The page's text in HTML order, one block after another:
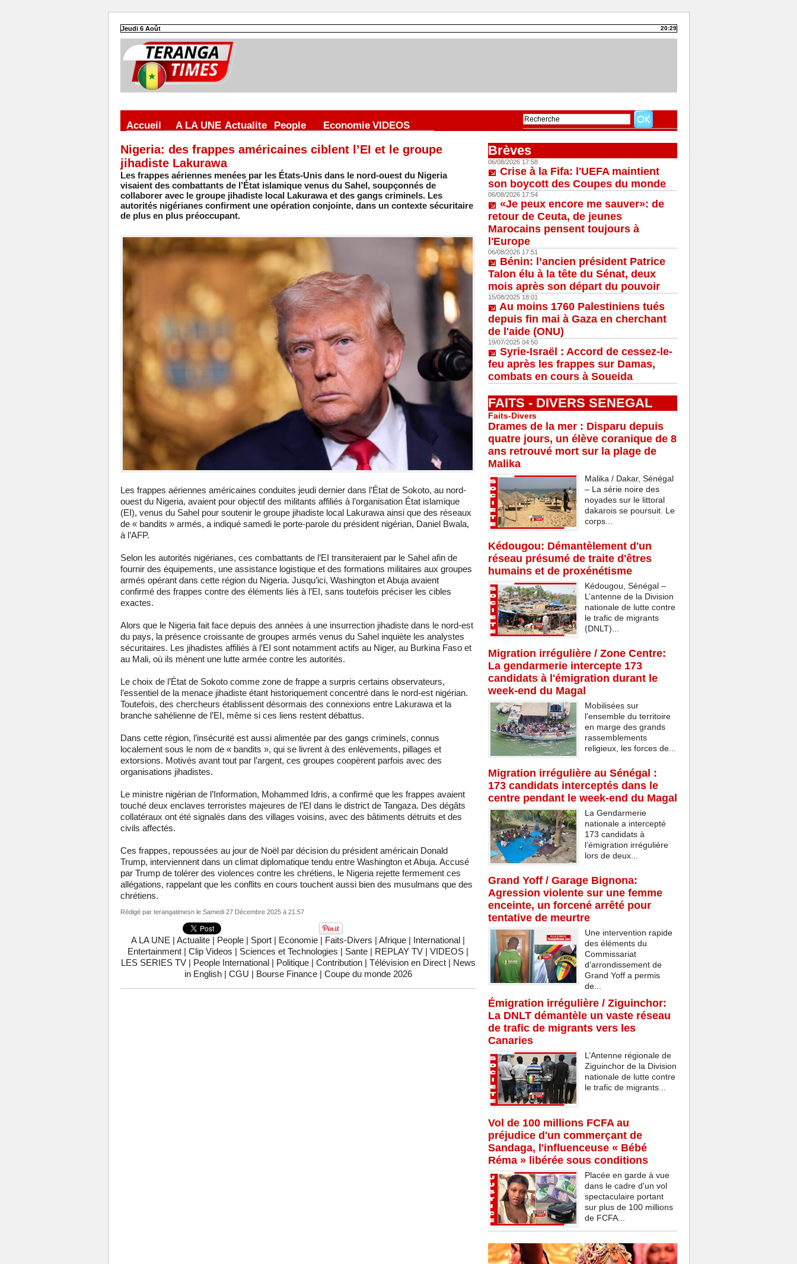
Jeudi 6 Août 20:29
Accueil A LA UNE Actualite People Economie VIDEOS
Nigeria: des frappes américaines ciblent l’EI et le groupe
jihadiste Lakurawa
Les frappes aériennes menées par les États-Unis dans le nord-ouest du Nigeria
visaient des combattants de l’État islamique venus du Sahel, soupçonnés de
collaborer avec le groupe jihadiste local Lakurawa et des gangs criminels. Les
autorités nigérianes confirment une opération conjointe, dans un contexte sécuritaire
de plus en plus préoccupant.
Les frappes aériennes américaines conduites jeudi dernier dans l’État de Sokoto, au nord-
ouest du Nigeria, avaient pour objectif des militants affiliés à l’organisation État islamique
(EI), venus du Sahel pour soutenir le groupe jihadiste local Lakurawa ainsi que des réseaux
de « bandits » armés, a indiqué samedi le porte-parole du président nigérian, Daniel Bwala,
à l’AFP.
Selon les autorités nigérianes, ces combattants de l’EI transiteraient par le Sahel afin de
fournir des équipements, une assistance logistique et des formations militaires aux groupes
armés opérant dans cette région du Nigeria. Jusqu’ici, Washington et Abuja avaient
confirmé des frappes contre des éléments liés à l’EI, sans toutefois préciser les cibles
exactes.
Alors que le Nigeria fait face depuis des années à une insurrection jihadiste dans le nord-est
du pays, la présence croissante de groupes armés venus du Sahel inquiète les analystes
sécuritaires. Les jihadistes affiliés à l’EI sont notamment actifs au Niger, au Burkina Faso et
au Mali, où ils mènent une lutte armée contre les autorités.
Le choix de l’État de Sokoto comme zone de frappe a surpris certains observateurs,
l’essentiel de la menace jihadiste étant historiquement concentré dans le nord-est nigérian.
Toutefois, des chercheurs établissent désormais des connexions entre Lakurawa et la
branche sahélienne de l’EI, même si ces liens restent débattus.
Dans cette région, l’insécurité est aussi alimentée par des gangs criminels, connus
localement sous le nom de « bandits », qui se livrent à des enlèvements, pillages et
extorsions. Motivés avant tout par l’argent, ces groupes coopèrent parfois avec des
organisations jihadistes.
Le ministre nigérian de l’Information, Mohammed Idris, a confirmé que les frappes avaient
touché deux enclaves terroristes majeures de l’EI dans le district de Tangaza. Des dégâts
collatéraux ont été signalés dans des villages voisins, avec des bâtiments détruits et des
civils affectés.
Ces frappes, repoussées au jour de Noël par décision du président américain Donald
Trump, interviennent dans un climat diplomatique tendu entre Washington et Abuja. Accusé
par Trump de tolérer des violences contre les chrétiens, le Nigeria rejette fermement ces
allégations, rappelant que les conflits en cours touchent aussi bien des musulmans que des
chrétiens.
Rédigé par terangatimesnle Samedi 27 Décembre 2025 à 21:57
A LA UNE | Actualite | People | Sport | Economie | Faits-Divers | Afrique | International |
Entertainment | Clip Videos | Sciences et Technologies | Sante | REPLAY TV | VIDEOS |
LES SERIES TV | People International | Politique | Contribution | Télévision en Direct | News
in English | CGU | Bourse Finance | Coupe du monde 2026
Brèves
06/08/2026 17:58
Crise à la Fifa: l'UEFA maintient
son boycott des Coupes du monde
06/08/2026 17:54
«Je peux encore me sauver»: de
retour de Ceuta, de jeunes
Marocains pensent toujours à
l'Europe
06/08/2026 17:51
Bénin: l’ancien président Patrice
Talon élu à la tête du Sénat, deux
mois après son départ du pouvoir
15/08/2025 18:01
Au moins 1760 Palestiniens tués
depuis fin mai à Gaza en cherchant
de l'aide (ONU)
19/07/2025 04:50
Syrie-Israël : Accord de cessez-le-
feu après les frappes sur Damas,
combats en cours à Soueida
FAITS - DIVERS SENEGAL
Faits-Divers
Drames de la mer : Disparu depuis
quatre jours, un élève coranique de 8
ans retrouvé mort sur la plage de
Malika
Malika / Dakar, Sénégal
– La série noire des
noyades sur le littoral
dakarois se poursuit. Le
corps...
Kédougou: Démantèlement d'un
réseau présumé de traite d'êtres
humains et de proxénétisme
Kédougou, Sénégal –
L’antenne de la Division
nationale de lutte contre
le trafic de migrants
(DNLT)...
Migration irrégulière / Zone Centre:
La gendarmerie intercepte 173
candidats à l'émigration durant le
week-end du Magal
Mobilisées sur
l'ensemble du territoire
en marge des grands
rassemblements
religieux, les forces de...
Migration irrégulière au Sénégal :
173 candidats interceptés dans le
centre pendant le week-end du Magal
La Gendarmerie
nationale a intercepté
173 candidats à
l’émigration irrégulière
lors de deux...
Grand Yoff / Garage Bignona:
Agression violente sur une femme
enceinte, un forcené arrêté pour
tentative de meurtre
Une intervention rapide
des éléments du
Commissariat
d’arrondissement de
Grand Yoff a permis
de...
Émigration irrégulière / Ziguinchor:
La DNLT démantèle un vaste réseau
de trafic de migrants vers les
Canaries
L’Antenne régionale de
Ziguinchor de la Division
nationale de lutte contre
le trafic de migrants...
Vol de 100 millions FCFA au
préjudice d'un commerçant de
Sandaga, l'influenceuse « Bébé
Réma » libérée sous conditions
Placée en garde à vue
dans le cadre d'un vol
spectaculaire portant
sur plus de 100 millions
de FCFA...